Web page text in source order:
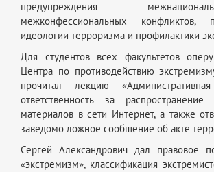
предупреждения
межконфессиональных конфликтов,
идеологии терроризма и профилактики
Для студентов всех факультетов
Центра по противодействию
прочитал лекцию
ответственность за распространение
материалов в сети Интернет, а также
заведомо ложное сообщение об акте
Сергей Александрович дал правовое
«экстремизм», классификация